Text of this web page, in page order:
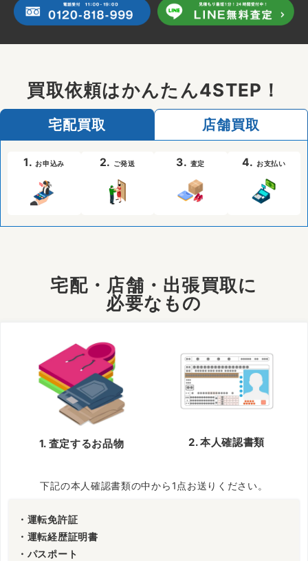
買取依頼はかんたん4STEP！
宅配買取 店舗買取
1.お申込み 2. ご発送 3. 査定 4. お支払い
宅配・店舗・出張買取に
必要なもの
1. 査定するお品物 2. 本人確認書類
下記の本人確認書類の中から1点お送りください。
・運転免許証
・運転経歴証明書
・パスポート